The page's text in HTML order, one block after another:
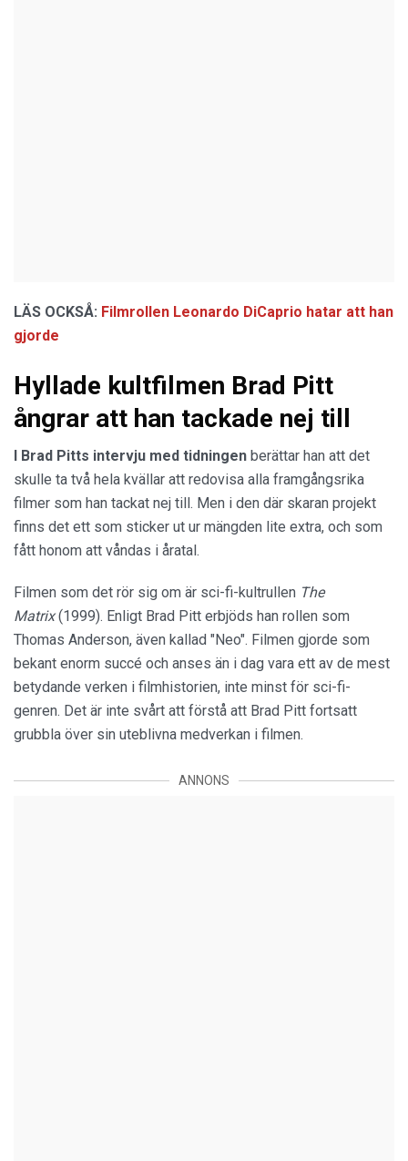
LÄS OCKSÅ: Filmrollen Leonardo DiCaprio hatar att han
gjorde
Hyllade kultfilmen Brad Pitt
ångrar att han tackade nej till
I Brad Pitts intervju med tidningen berättar han att det
skulle ta två hela kvällar att redovisa alla framgångsrika
filmer som han tackat nej till. Men i den där skaran projekt
finns det ett som sticker ut ur mängden lite extra, och som
fått honom att våndas i åratal.
Filmen som det rör sig om är sci-fi-kultrullen The
Matrix(1999). Enligt Brad Pitt erbjöds han rollen som
Thomas Anderson, även kallad "Neo". Filmen gjorde som
bekant enorm succé och anses än i dag vara ett av de mest
betydande verken i filmhistorien, inte minst för sci-fi-
genren. Det är inte svårt att förstå att Brad Pitt fortsatt
grubbla över sin uteblivna medverkan i filmen.
ANNONS